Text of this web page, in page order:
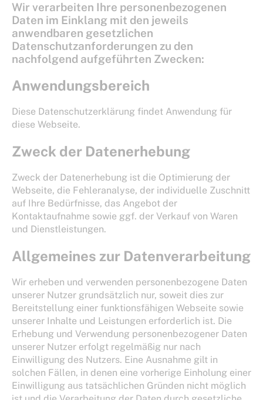
Wir verarbeiten Ihre personenbezogenen
Daten im Einklang mit den jeweils
anwendbaren gesetzlichen
Datenschutzanforderungen zu den
nachfolgend aufgeführten Zwecken:
Anwendungsbereich
Diese Datenschutzerklärung findet Anwendung für
diese Webseite.
Zweck der Datenerhebung
Zweck der Datenerhebung ist die Optimierung der
Webseite, die Fehleranalyse, der individuelle Zuschnitt
auf Ihre Bedürfnisse, das Angebot der
Kontaktaufnahme sowie ggf. der Verkauf von Waren
und Dienstleistungen.
Allgemeines zur Datenverarbeitung
Wir erheben und verwenden personenbezogene Daten
unserer Nutzer grundsätzlich nur, soweit dies zur
Bereitstellung einer funktionsfähigen Webseite sowie
unserer Inhalte und Leistungen erforderlich ist. Die
Erhebung und Verwendung personenbezogener Daten
unserer Nutzer erfolgt regelmäßig nur nach
Einwilligung des Nutzers. Eine Ausnahme gilt in
solchen Fällen, in denen eine vorherige Einholung einer
Einwilligung aus tatsächlichen Gründen nicht möglich